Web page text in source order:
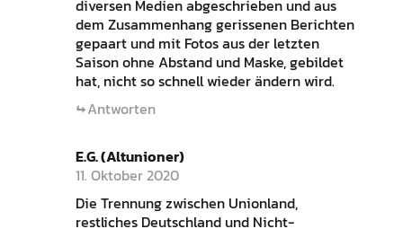
diversen Medien abgeschrieben und aus
dem Zusammenhang gerissenen Berichten
gepaart und mit Fotos aus der letzten
Saison ohne Abstand und Maske, gebildet
hat, nicht so schnell wieder ändern wird.
Antworten
E.G. (Altunioner)
11. Oktober 2020
Die Trennung zwischen Unionland,
restliches Deutschland und Nicht-